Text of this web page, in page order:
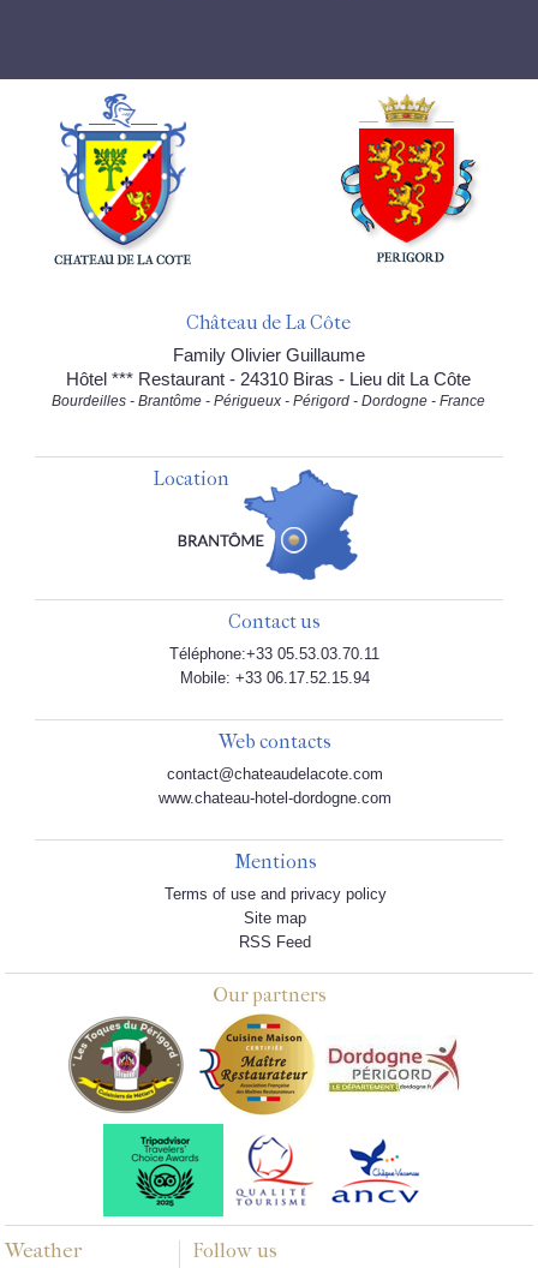
Château de La Côte
Family Olivier Guillaume
Hôtel *** Restaurant - 24310 Biras - Lieu dit La Côte
Bourdeilles - Brantôme - Périgueux - Périgord - Dordogne - France
Location
Contact us
Téléphone:+33 05.53.03.70.11
Mobile: +33 06.17.52.15.94
Web contacts
contact@chateaudelacote.com
www.chateau-hotel-dordogne.com
Mentions
Terms of use and privacy policy
Site map
RSS Feed
Our partners
Weather Follow us